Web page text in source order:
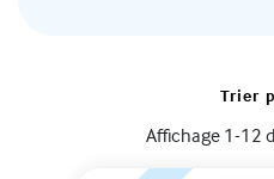
Trier
Affichage 1-12